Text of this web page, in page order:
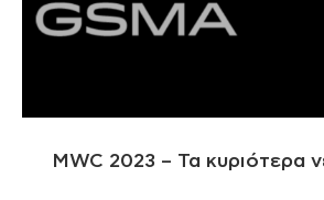
MWC 2023 – Τα κυριότερα